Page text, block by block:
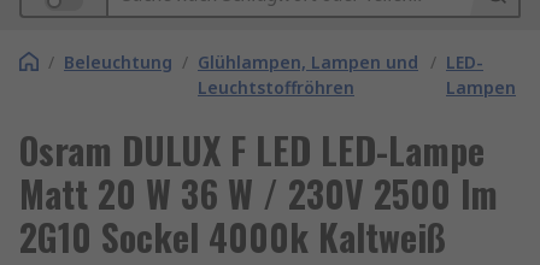
/ Beleuchtung / Glühlampen, Lampen und
Leuchtstoffröhren
/ LED-
Lampen
Osram DULUX F LED LED-Lampe
Matt 20 W 36 W / 230V 2500 lm
2G10 Sockel 4000k Kaltweiß